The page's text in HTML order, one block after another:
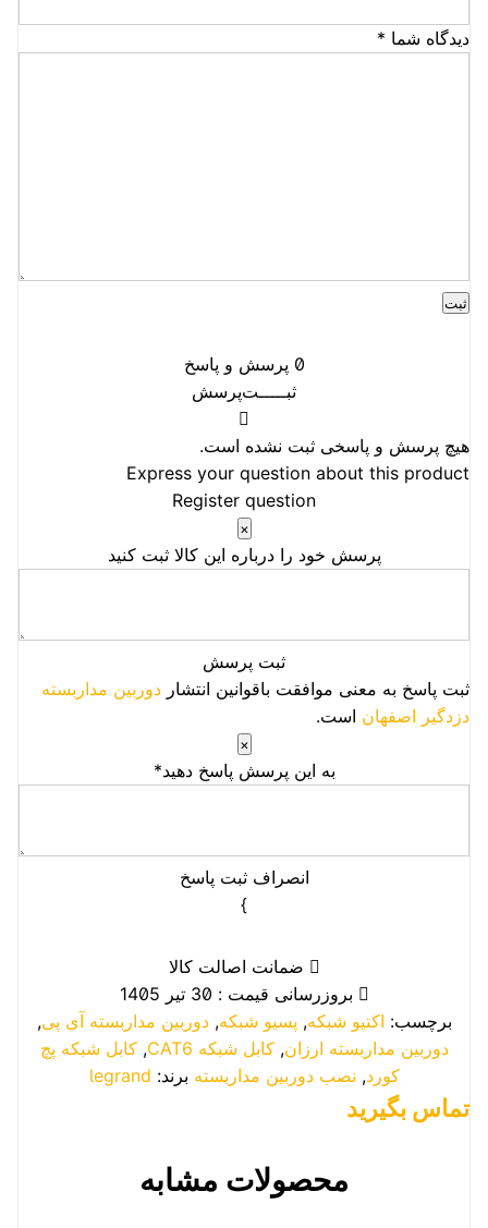
دیدگاه شما *
0 پرسش و پاسخ
ثبـــــت‌پرسش
هیچ پرسش و پاسخی ثبت نشده است.
Express your question about this product
Register question
×
پرسش خود را درباره این کالا ثبت کنید
ثبت پرسش
ثبت پاسخ به معنی موافقت باقوانین انتشار دوربین مداربسته
دزدگیر اصفهان است.
×
به این پرسش پاسخ دهید*
انصراف ثبت پاسخ
}
ضمانت اصالت کالا
بروزرسانی قیمت : 30 تیر 1405
برچسب: اکتیو شبکه, پسیو شبکه,دوربین مداربسته آی پی,
دوربین مداربسته ارزان,کابل شبکه CAT6 ,کابل شبکه پچ
کورد, نصب دوربین مداربسته برند: legrand
تماس بگیرید
محصولات مشابه